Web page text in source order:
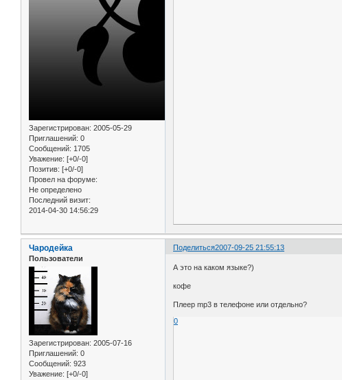
Зарегистрирован: 2005-05-29
Приглашений: 0
Сообщений: 1705
Уважение: [+0/-0]
Позитив: [+0/-0]
Провел на форуме:
Не определено
Последний визит:
2014-04-30 14:56:29
Поделиться2007-09-25 21:55:13
Чародейка
Пользователи
Зарегистрирован: 2005-07-16
Приглашений: 0
Сообщений: 923
Уважение: [+0/-0]
А это на каком языке?)
кофе
Плеер mp3 в телефоне или отдельно?
0